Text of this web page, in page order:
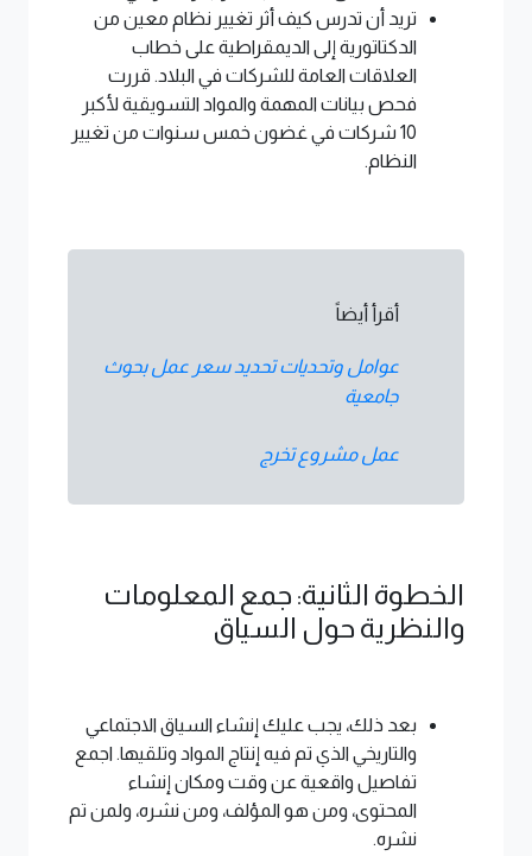
تريد أن تدرس كيف أثر تغيير نظام معين من
الدكتاتورية إلى الديمقراطية على خطاب
العلاقات العامة للشركات في البلاد. قررت
فحص بيانات المهمة والمواد التسويقية لأكبر
10 شركات في غضون خمس سنوات من تغيير
النظام.
أقرأ أيضاً
عوامل وتحديات تحديد سعر عمل بحوث
جامعية
عمل مشروع تخرج
الخطوة الثانية: جمع المعلومات
والنظرية حول السياق
بعد ذلك، يجب عليك إنشاء السياق الاجتماعي
والتاريخي الذي تم فيه إنتاج المواد وتلقيها. اجمع
تفاصيل واقعية عن وقت ومكان إنشاء
المحتوى، ومن هو المؤلف، ومن نشره، ولمن تم
نشره.